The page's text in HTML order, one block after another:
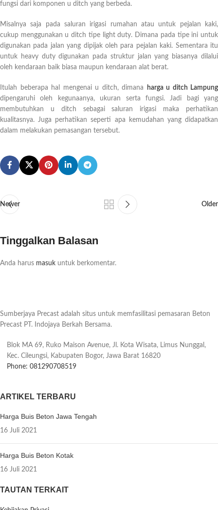
fungsi dari komponen u ditch yang berbeda.
Misalnya saja pada saluran irigasi rumahan atau untuk pejalan kaki,
cukup menggunakan u ditch tipe light duty. Dimana pada tipe ini untuk
digunakan pada jalan yang dipijak oleh para pejalan kaki. Sementara itu
untuk heavy duty digunakan pada struktur jalan yang biasanya dilalui
oleh kendaraan baik biasa maupun kendaraan alat berat.
Itulah beberapa hal mengenai u ditch, dimana
harga u ditch Lampung
dipengaruhi oleh kegunaanya, ukuran serta fungsi. Jadi bagi yang
membutuhkan u ditch sebagai saluran irigasi maka perhatikan
kualitasnya. Juga perhatikan seperti apa kemudahan yang didapatkan
dalam melakukan pemasangan tersebut.
Newer Older
Tinggalkan Balasan
Anda harus masuk untuk berkomentar.
Sumberjaya Precast adalah situs untuk memfasilitasi pemasaran Beton
Precast PT. Indojaya Berkah Bersama.
Blok MA 69, Ruko Maison Avenue, Jl. Kota Wisata, Limus Nunggal,
Kec. Cileungsi, Kabupaten Bogor, Jawa Barat 16820
Phone: 081290708519
ARTIKEL TERBARU
Harga Buis Beton Jawa Tengah
16 Juli 2021
Harga Buis Beton Kotak
16 Juli 2021
TAUTAN TERKAIT